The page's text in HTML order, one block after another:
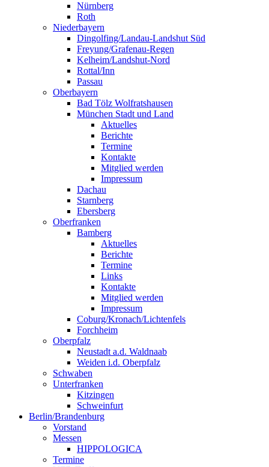
Nürnberg
Roth
Niederbayern
Dingolfing/Landau-Landshut Süd
Freyung/Grafenau-Regen
Kelheim/Landshut-Nord
Rottal/Inn
Passau
Oberbayern
Bad Tölz Wolfratshausen
München Stadt und Land
Aktuelles
Berichte
Termine
Kontakte
Mitglied werden
Impressum
Dachau
Starnberg
Ebersberg
Oberfranken
Bamberg
Aktuelles
Berichte
Termine
Links
Kontakte
Mitglied werden
Impressum
Coburg/Kronach/Lichtenfels
Forchheim
Oberpfalz
Neustadt a.d. Waldnaab
Weiden i.d. Oberpfalz
Schwaben
Unterfranken
Kitzingen
Schweinfurt
Berlin/Brandenburg
Vorstand
Messen
HIPPOLOGICA
Termine